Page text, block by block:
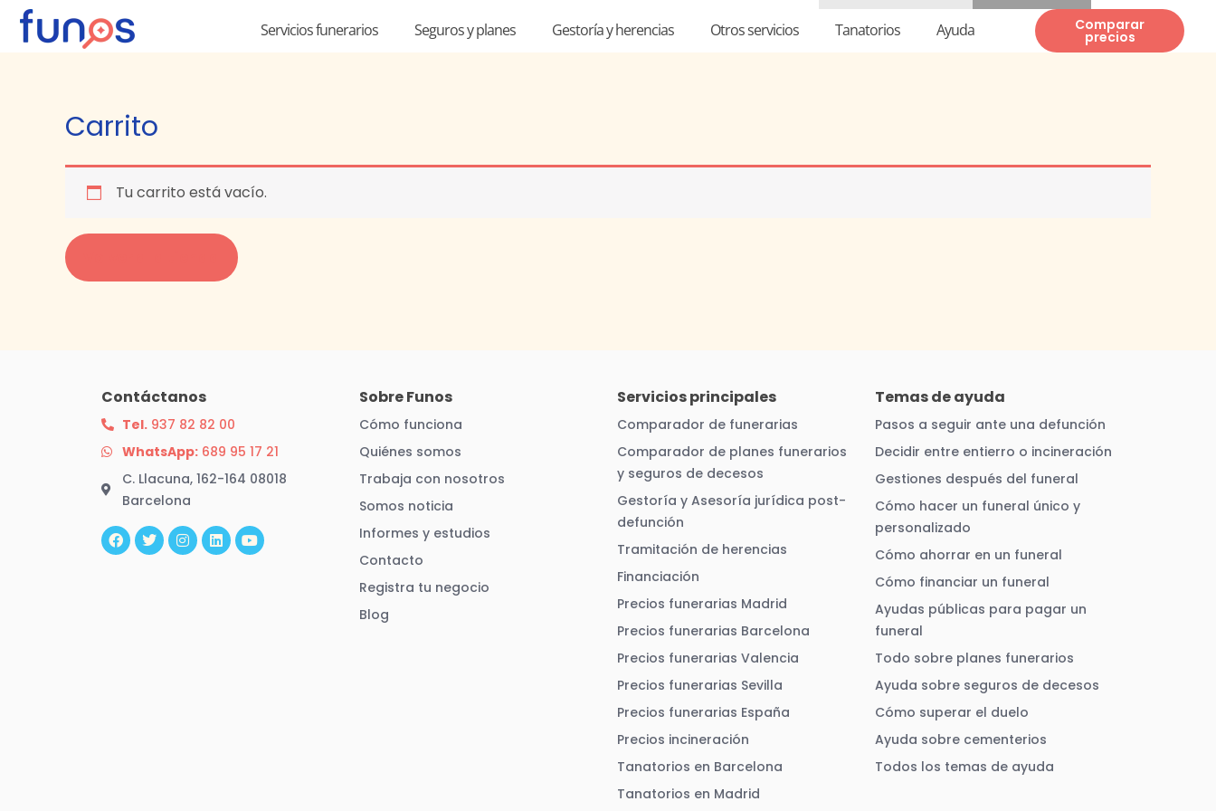
937 82 82 00
Servicios funerarios Seguros y planes Gestoría y herencias Otros servicios Tanatorios Ayuda Comparar
precios
Carrito
Tu carrito está vacío.
Contáctanos
Tel.937 82 82 00
WhatsApp:689 95 17 21
C. Llacuna, 162-164 08018
Barcelona
a
c
e
w
i
t
n
s
t
i
n
k
o
u
t
Sobre Funos
Cómo funciona
Quiénes somos
Trabaja con nosotros
Somos noticia
Informes y estudios
Contacto
Registra tu negocio
Blog
Servicios principales
Comparador de funerarias
Comparador de planes funerarios
y seguros de decesos
Gestoría y Asesoría jurídica post-
defunción
Tramitación de herencias
Financiación
Precios funerarias Madrid
Precios funerarias Barcelona
Precios funerarias Valencia
Precios funerarias Sevilla
Precios funerarias España
Precios incineración
Tanatorios en Barcelona
Tanatorios en Madrid
Temas de ayuda
Pasos a seguir ante una defunción
Decidir entre entierro o incineración
Gestiones después del funeral
Cómo hacer un funeral único y
personalizado
Cómo ahorrar en un funeral
Cómo financiar un funeral
Ayudas públicas para pagar un
funeral
Todo sobre planes funerarios
Ayuda sobre seguros de decesos
Cómo superar el duelo
Ayuda sobre cementerios
Todos los temas de ayuda